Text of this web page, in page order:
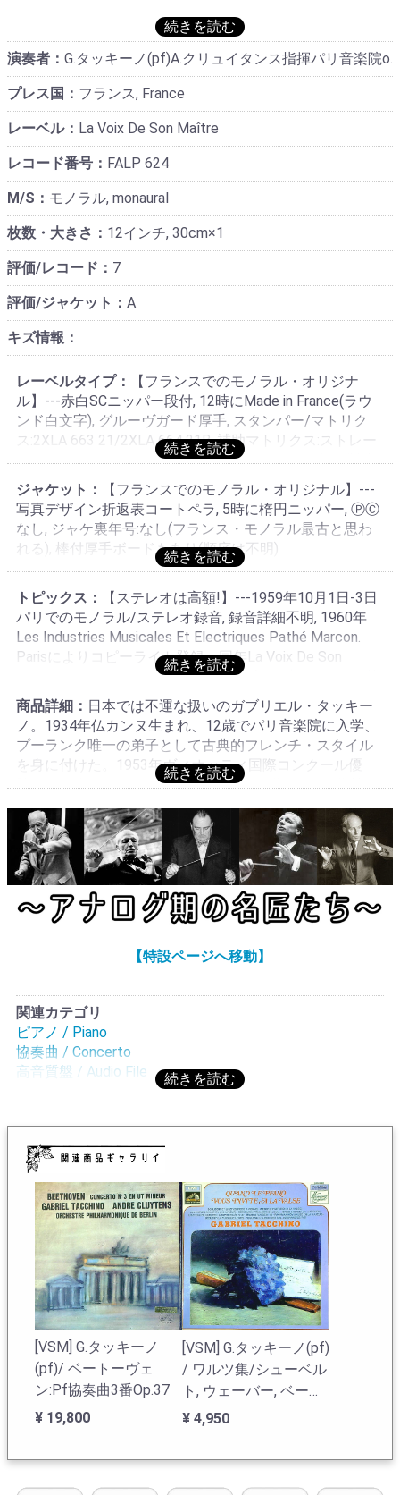
演奏者： G.タッキーノ(pf)A.クリュイタンス指揮パリ音楽院o.
プレス国： フランス, France
レーベル： La Voix De Son Maître
レコード番号： FALP 624
M/S： モノラル, monaural
枚数・大きさ： 12インチ, 30cm×1
評価/レコード： 7
評価/ジャケット： A
キズ情報：
レーベルタイプ：
【フランスでのモノラル・オリジナ
ル】---赤白SCニッパー段付, 12時にMade in France(ラウ
ンド白文字), グルーヴガード厚手, スタンパー/マトリク
ス:2XLA 663 21/2XLA 664 21B, 補助マトリクス:ストレー
トMスタンパー・M6 203414/M6 204028, 1960年頃製造
分・Mスタンパーとの2種並存のPathéプレス(フランス・
モノラル最古), 銀大ニッパーレーベル存在せず
ジャケット：
【フランスでのモノラル・オリジナル】---
写真デザイン折返表コートペラ, 5時に楕円ニッパー, ⓅⒸ
なし, ジャケ裏年号:なし(フランス・モノラル最古と思わ
れる), 棒付厚手ボードもあり(順序は不明)
トピックス：
【ステレオは高額!】---1959年10月1日-3日
パリでのモノラル/ステレオ録音, 録音詳細不明, 1960年
Les Industries Musicales Et Electriques Pathé Marcon.
Parisによりコピーライト登録・同年La Voix De Son
Maîtreからモノラル:FALP 624(当装丁)にて初リリース, 棒
付厚手ボード・ジャッケット入りも存在するが順序は不
明, 同年ステレオ:ASDF 143(銀大ニッパー段付大STÉRÉO
レーベル・グルーヴガード厚手番・折返表コートペラ・
写真デザイン・金丸ステレオ・シール付きジャケット入
り)にて初リリース(高額・希少), これはフランスでの初年
度リリース分モノラル・オリジナル, 英国では1970年以前
は未発売の可能性が高い!モノラル・オーディオファイル
プレス!演奏:★★★★★, 音質:★★★★★+
商品詳細： 日本では不運な扱いのガブリエル・タッキー
ノ。1934年仏カンヌ生まれ、12歳でパリ音楽院に入学、
プーランク唯一の弟子として古典的フレンチ・スタイル
を身に付けた。1953年ヴィオッティ国際コンクール優
勝、1955年ジュネーブ国際コンクール1位なしの2位等、
実力派ピアニストなのだ。クリュイタンスが共演してい
る事でも理解されよう。フランソワが入れなかった名曲
を誰で聴くか?答えは出ている。フランス系ピアノの第一
候補に挙がって当然の仕上がり。クリュイタンスのオケ
も光る。ステレオ高額。ガブリエル・タッキーノ(1934-
2023)はフランス、カンヌ生まれ。2023年1月に88歳で亡
くなった。フランシス・プーランク唯一の弟子として知
団、ミラノ・スカラ座フィルハーモニー管弦楽団と共演
び、ニース地方音楽院で学んだのち、12歳でパリ国立高
等音楽院に入学した。1952年プルミエ・プリ(一等賞)を
取り、卒業すると同時にパリ楽壇にデビューした。実力
派だが、日本ではほとんど無名に近いピアニストで、知
られていてもプーランク弾きのレッテルを貼られたまま
デビュー録音を飾っている。FALPの500～600番台はシュ
ーリヒトやフェラスなどの名盤がひしめき合う中心時
代。その隙間に才能ある若手ピアニストのデビュー録音
を1枚ねじ込んだVSM(フランスEMI)。クリュイタンスと
の共演でタッキーノのLPの中でも注目を浴びた1枚。
1959年録音でロシア色もアメリカ色も全く感じられない
純フレンチスタイルで貫かれた演奏である。驚愕すべき
は録音の良さで、モノラルは特に素晴らしく、強く太い
が滑らかな音が弾丸のように飛んでくる凄い録音で、こ
れを知っている方は多いようで、例外的なタッキーノの
人気盤として知られている。ピアノ・ソロも目の前で弾
いているようなリアルな音質でコンサートの最前列でさ
えこんな音が聴こえるかという超高音質録音である!ステ
レオは超高額LP!これまで聴いた中でもっとも洗練された
【特設ページへ移動】
関連カテゴリ
ピアノ / Piano
協奏曲 / Concerto
高音質盤 / Audio File
モノラル盤 / Monaural Audio File
[VSM] G.タッキーノ
(pf)/ ベートーヴェ
ン:Pf協奏曲3番Op.37
¥ 19,800
[VSM] G.タッキーノ(pf)
/ ワルツ集/シューベル
ト, ウェーバー, ベート
ーヴェン, シューマン,
ョパン, ラフマニノフ,
¥ 4,950